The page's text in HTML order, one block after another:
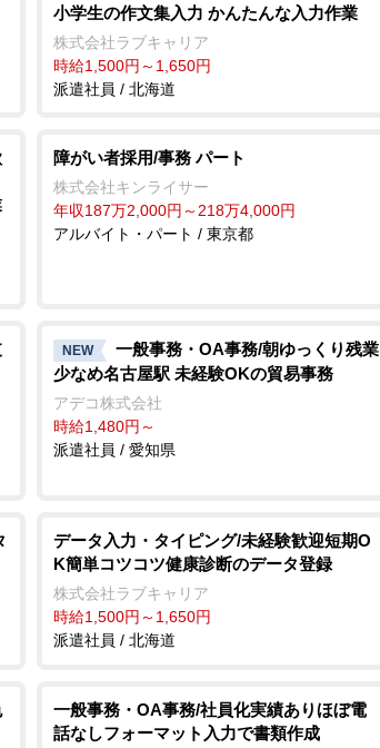
e
小学生の作文集入力 かんたんな入力作業
株式会社ラブキャリア
時給1,500円～1,650円
派遣社員 / 北海道
障がい者採用/事務 パート
株式会社キンライサー
年収187万2,000円～218万4,000円
アルバイト・パート / 東京都
NEW
一般事務・OA事務/朝ゆっくり残業
少なめ名古屋駅 未経験OKの貿易事務
アデコ株式会社
時給1,480円～
派遣社員 / 愛知県
データ入力・タイピング/未経験歓迎短期O
K簡単コツコツ健康診断のデータ登録
株式会社ラブキャリア
時給1,500円～1,650円
派遣社員 / 北海道
一般事務・OA事務/社員化実績ありほぼ電
話なしフォーマット入力で書類作成